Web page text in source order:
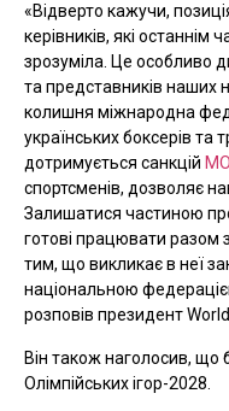
«Відверто кажучи,
керівників, які
зрозуміла. Це особливо
та представників наших
колишня міжнародна
українських боксерів та
дотримується санкцій
спортсменів, дозволяє
Залишатися частиною
готові працювати разом
тим, що викликає в неї
національною
розповів президент
Він також наголосив,
Олімпійських ігор-2028.